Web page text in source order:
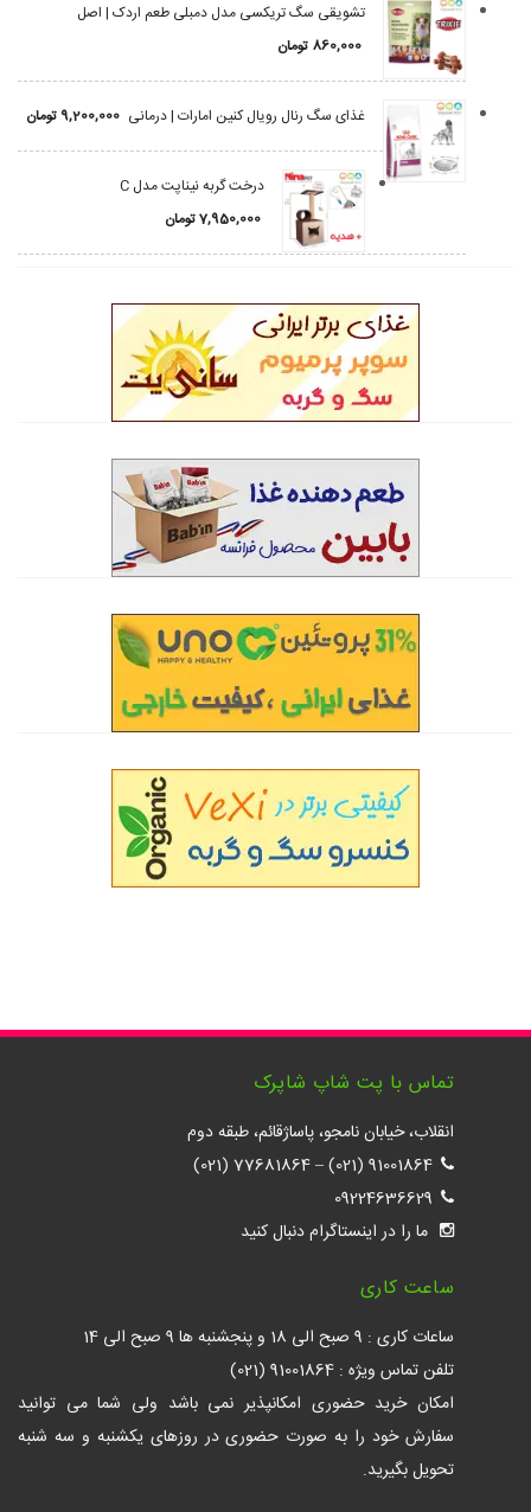
تشویقی سگ تریکسی مدل دمبلی طعم اردک | اصل
860,000 تومان
غذای سگ رنال رویال کنین امارات | درمانی 9,200,000 تومان
درخت گربه نیناپت مدل C
7,950,000تومان
تماس با پت شاپ شاپرک
انقلاب، خیابان نامجو، پاساژقائم، طبقه دوم
91001864 (021)
–
77681864 (021)
09224636629
ما را در اینستاگرام دنبال کنید
ساعت کاری
ساعات کاری : 9 صبح الی 18 و پنجشنبه ها 9 صبح الی 14
تلفن تماس ویژه : 91001864 (021)
امکان خرید حضوری امکانپذیر نمی باشد ولی شما می توانید
سفارش خود را به صورت حضوری در روزهای یکشنبه و سه شنبه
تحویل بگیرید.